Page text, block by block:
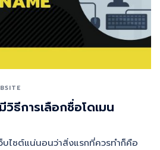
ธีการเลือกชื่อโดเมน
บไซต์แน่นอนว่าสิ่งแรกที่ควรทำก็คือ